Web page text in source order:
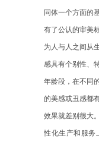
同体一个方面的
有了公认的审美
为人与人之间从
感具有个别性、
年龄段，在不同
的美感或丑感都
效果就差别很大
性化生产和服务